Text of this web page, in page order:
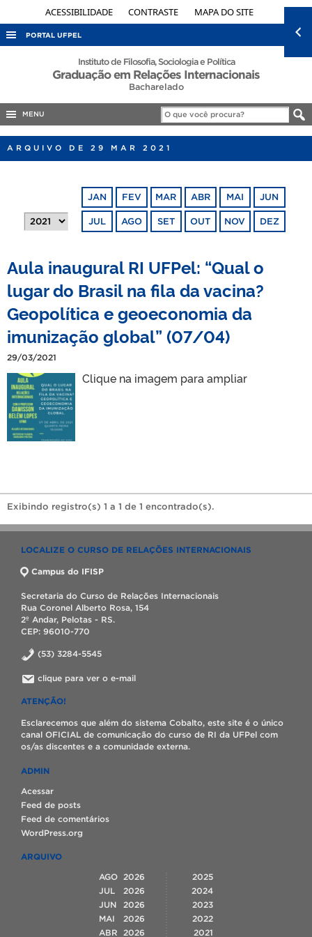
ACESSIBILIDADE CONTRASTE MAPA DO SITE
PORTAL UFPEL
ACESSO À INFORMAÇÃO
PORTARIAS
Instituto de Filosofia, Sociologia e Política
Graduação em Relações Internacionais
Bacharelado
MENU
ARQUIVO DE 29 MAR 2021
JAN FEV MAR ABR MAI JUN
JUL AGO SET OUT NOV DEZ
Aula inaugural RI UFPel: “Qual o
lugar do Brasil na fila da vacina?
Geopolítica e geoeconomia da
imunização global” (07/04)
29/03/2021
Clique na imagem para ampliar
Exibindo registro(s) 1 a 1 de 1 encontrado(s).
LOCALIZE O CURSO DE RELAÇÕES INTERNACIONAIS
Campus do IFISP
Secretaria do Curso de Relações Internacionais
Rua Coronel Alberto Rosa, 154
2º Andar, Pelotas - RS.
CEP: 96010-770
(53) 3284-5545
clique para ver o e-mail
ATENÇÃO!
Esclarecemos que além do sistema Cobalto, este site é o único
canal OFICIAL de comunicação do curso de RI da UFPel com
os/as discentes e a comunidade externa.
ADMIN
Acessar
Feed de posts
Feed de comentários
WordPress.org
ARQUIVO
AGO
2026
JUL
2026
JUN
2026
MAI
2026
ABR
2026
2025
2024
2023
2022
2021